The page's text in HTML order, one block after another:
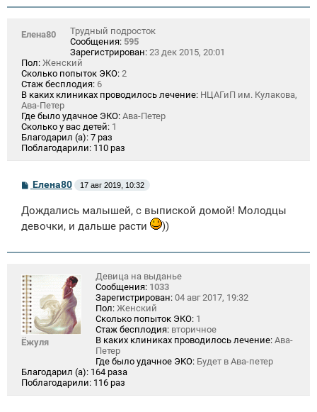
Елена80
Трудный подросток
Сообщения: 595
Зарегистрирован: 23 дек 2015, 20:01
Пол: Женский
Сколько попыток ЭКО: 2
Стаж бесплодия: 6
В каких клиниках проводилось лечение: НЦАГиП им. Кулакова,
Ава-Петер
Где было удачное ЭКО: Ава-Петер
Сколько у вас детей: 1
Благодарил (а): 7 раз
Поблагодарили: 110 раз
С
б
щ
е
и
Елена80 17 авг 2019, 10:32
Дождались малышей, с выпиской домой! Молодцы
девочки, и дальше расти
))
Ёжуля
Девица на выданье
Сообщения: 1033
Зарегистрирован: 04 авг 2017, 19:32
Пол: Женский
Сколько попыток ЭКО: 1
Стаж бесплодия: вторичное
В каких клиниках проводилось лечение: Ава-
Петер
Где было удачное ЭКО: Будет в Ава-петер
Благодарил (а): 164 раза
Поблагодарили: 116 раз